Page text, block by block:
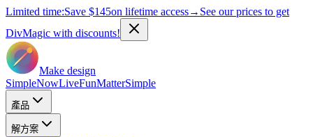
Limited time:Save $145on lifetime access→ See our prices to get
DivMagic with discounts!
Make design
SimpleNowLiveFunMatterSimple
產品
解方案